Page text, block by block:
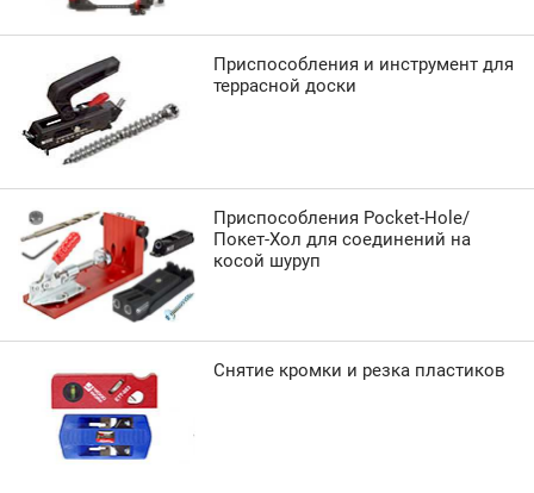
Приспособления и инструмент для
террасной доски
Приспособления Pocket-Hole/
Покет-Хол для соединений на
косой шуруп
Снятие кромки и резка пластиков